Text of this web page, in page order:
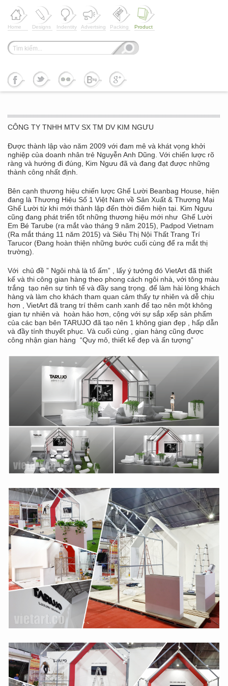
Home Designs Indentity Advertsing Packing Product
CÔNG TY TNHH MTV SX TM DV KIM NGƯU
Được thành lập vào năm 2009 với đam mê và khát vọng khởi
nghiệp của doanh nhân trẻ Nguyễn Anh Dũng. Với chiến lược rõ
ràng và hướng đi đúng, Kim Ngưu đã và đang đạt được những
thành công nhất định.
Bên cạnh thương hiệu chiến lược Ghế Lười Beanbag House, hiện
đang là Thương Hiệu Số 1 Việt Nam về Sản Xuất & Thương Mại
Ghế Lười từ khi mới thành lập đến thời điểm hiện tại. Kim Ngưu
cũng đang phát triển tốt những thương hiệu mới như Ghế Lười
Em Bé Tarube (ra mắt vào tháng 9 năm 2015), Padpod Vietnam
(Ra mắt tháng 11 năm 2015) và Siêu Thị Nội Thất Trang Trí
Tarucor (Đang hoàn thiện những bước cuối cùng để ra mắt thị
trường).
Với chủ đề ” Ngôi nhà là tổ ấm” , lấy ý tưởng đó VietArt đã thiết
kế và thi công gian hàng theo phong cách ngôi nhà, với tông màu
trắng tạo nên sự tinh tế và đầy sang trọng. để làm hài lòng khách
hàng và làm cho khách tham quan cảm thấy tự nhiên và dễ chịu
hơn , VietArt đã trang trí thêm canh xanh để tạo nên một không
gian tự nhiên và hoàn hảo hơn, cộng với sự sắp xếp sản phẩm
của các bạn bên TARUJO đã tạo nên 1 không gian đẹp , hấp dẫn
và đầy tính thuyết phục. Và cuối cùng , gian hàng cũng được
công nhận gian hàng “Quy mô, thiết kế đẹp và ấn tượng”